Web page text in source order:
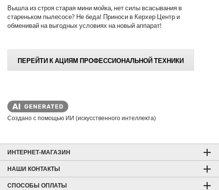
Вышла из строя старая мини мойка, нет силы всасывания в
стареньком пылесосе? Не беда! Приноси в Керхер Центр и
обменивай на выгодных условиях на новый аппарат!
ПЕРЕЙТИ К АЦИЯМ ПРОФЕССИОНАЛЬНОЙ ТЕХНИКИ
Создано с помощью ИИ (искусственного интеллекта)
ИНТЕРНЕТ-МАГАЗИН
НАШИ КОНТАКТЫ
СПОСОБЫ ОПЛАТЫ